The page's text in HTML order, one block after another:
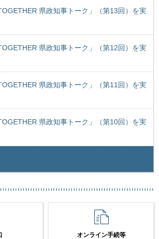
県政知事トーク」（第13回）を実
県政知事トーク」（第12回）を実
県政知事トーク」（第11回）を実
県政知事トーク」（第10回）を実
オンライン手続等